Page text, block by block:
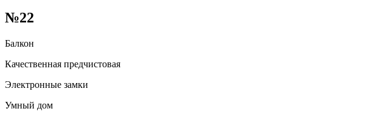
№22
Балкон
Качественная предчистовая
Электронные замки
Умный дом